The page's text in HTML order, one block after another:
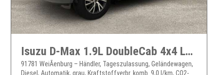
Isuzu D-Max 1.9L DoubleCab 4x4 LSE LED ACC PDC Kamera
91781 WeiÃenburg – Händler, Tageszulassung, Geländewagen,
Diesel, Automatik, grau, Kraftstoffverbr. komb. 9,0 l/km, CO2-